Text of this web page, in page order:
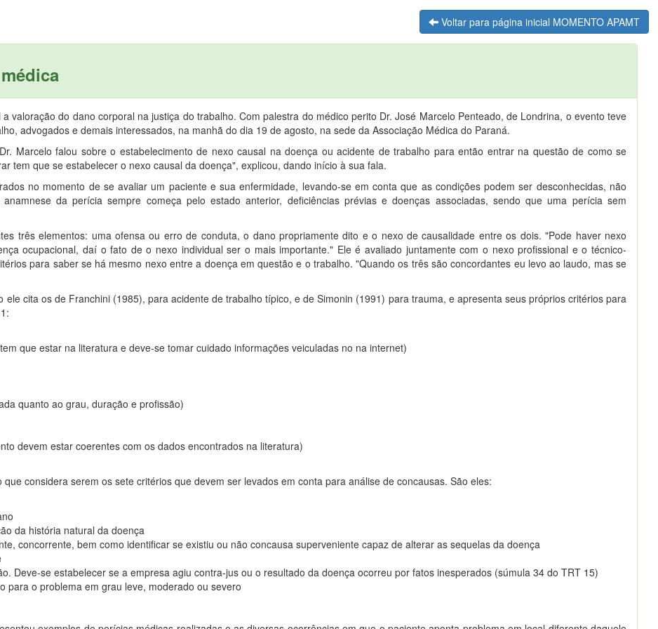
Voltar para página inicial MOMENTO APAMT
valoração do dano corporal na justiça do trabalho. Com palestra do médico perito Dr. José Marcelo Penteado, de Londrina, o evento teve
advogados e demais interessados, na manhã do dia 19 de agosto, na sede da Associação Médica do Paraná.
Marcelo falou sobre o estabelecimento de nexo causal na doença ou acidente de trabalho para então entrar na questão de como se
tem que se estabelecer o nexo causal da doença", explicou, dando início à sua fala.
no momento de se avaliar um paciente e sua enfermidade, levando-se em conta que as condições podem ser desconhecidas, não
da perícia sempre começa pelo estado anterior, deficiências prévias e doenças associadas, sendo que uma perícia sem
três elementos: uma ofensa ou erro de conduta, o dano propriamente dito e o nexo de causalidade entre os dois. "Pode haver nexo
ocupacional, daí o fato de o nexo individual ser o mais importante." Ele é avaliado juntamente com o nexo profissional e o técnico-
para saber se há mesmo nexo entre a doença em questão e o trabalho. "Quando os três são concordantes eu levo ao laudo, mas se
cita os de Franchini (1985), para acidente de trabalho típico, e de Simonin (1991) para trauma, e apresenta seus próprios critérios para
que estar na literatura e deve-se tomar cuidado informações veiculadas no na internet)
quanto ao grau, duração e profissão)
devem estar coerentes com os dados encontrados na literatura)
considera serem os sete critérios que devem ser levados em conta para análise de concausas. São eles:
da história natural da doença
concorrente, bem como identificar se existiu ou não concausa superveniente capaz de alterar as sequelas da doença
Deve-se estabelecer se a empresa agiu contra-jus ou o resultado da doença ocorreu por fatos inesperados (súmula 34 do TRT 15)
para o problema em grau leve, moderado ou severo